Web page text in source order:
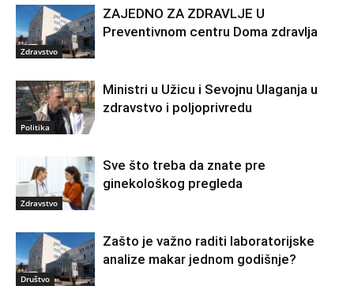
Zdravstvo
ZAJEDNO ZA ZDRAVLJE U
Preventivnom centru Doma zdravlja
Politika
Ministri u Užicu i Sevojnu Ulaganja u
zdravstvo i poljoprivredu
Zdravstvo
Sve što treba da znate pre
ginekološkog pregleda
Društvo
Zašto je važno raditi laboratorijske
analize makar jednom godišnje?